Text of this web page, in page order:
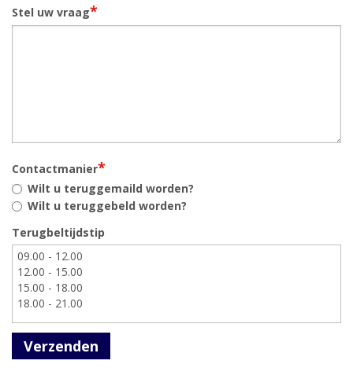
Stel uw vraag*
Contactmanier*
Wilt u teruggemaild worden?
Wilt u teruggebeld worden?
Terugbeltijdstip
Verzenden